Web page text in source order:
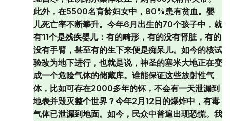
此外，在5500名育龄妇女中，80%患有贫血。婴
儿死亡率不断攀升。今年6月出生的70个孩子中，就
有11个是残疾婴儿：有的畸形，有的没有肾脏，有的
没有手臂，甚至有的生下来便是痴呆儿。如今的核试
验改为地下进行，也就是说，神圣的塞米大地正在变
成一个危险气体的储藏库。谁能保证这些放射性气
体，比如可存在2000多年的钚，不会有一天泄漏到
地表并毁灭整个世界？今年2月12日的爆炸中，有毒
气体已泄漏到地面。如今，民众中普遍出现恐慌。我